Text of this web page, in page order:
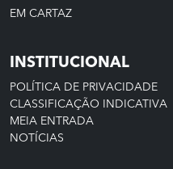
EM CARTAZ
INSTITUCIONAL
POLÍTICA DE PRIVACIDADE
CLASSIFICAÇÃO INDICATIVA
MEIA ENTRADA
NOTÍCIAS